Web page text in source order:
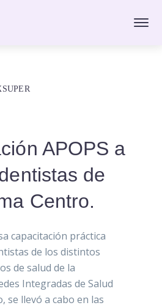
APOPS a
de
Centro.
capacitación práctica
de los distintos
de salud de la
Integradas de Salud
se llevó a cabo en las